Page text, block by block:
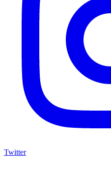
Twitter